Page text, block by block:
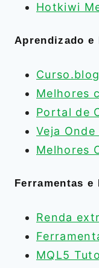
Hotkiwi
Aprendizado e
Melhores
Portal de
Veja
Melhores
Ferramentas e
Renda
MQL5